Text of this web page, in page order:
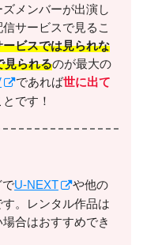
もOK／／
見る
ー
メンバーが出演し
サービスで見るこ
ービスでは見られな
見られるのが最大の
であれば世に出て
です！
でU-NEXT
や他の
。レンタル作品は
合はおすすめでき